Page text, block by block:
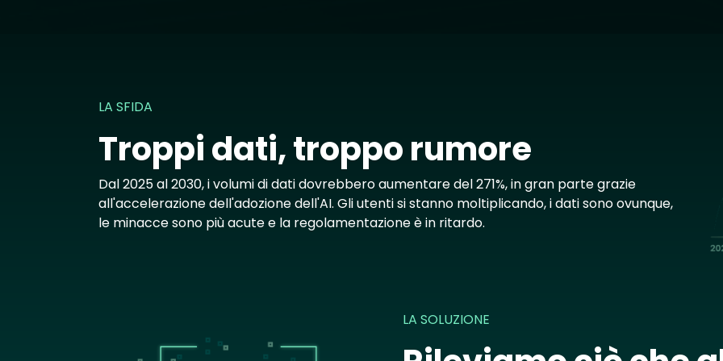
LA SFIDA
Troppi dati, troppo rumore
Dal 2025 al 2030, i volumi di dati dovrebbero aumentare del 271%, in gran parte grazie
all'accelerazione dell'adozione dell'AI. Gli utenti si stanno moltiplicando, i dati sono ovunque,
le minacce sono più acute e la regolamentazione è in ritardo.
LA SOLUZIONE